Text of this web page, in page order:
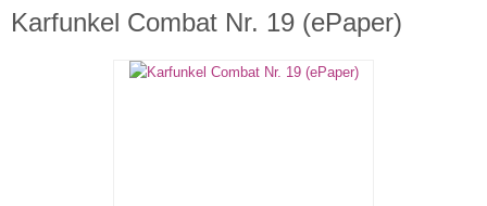
Karfunkel Combat Nr. 19 (ePaper)